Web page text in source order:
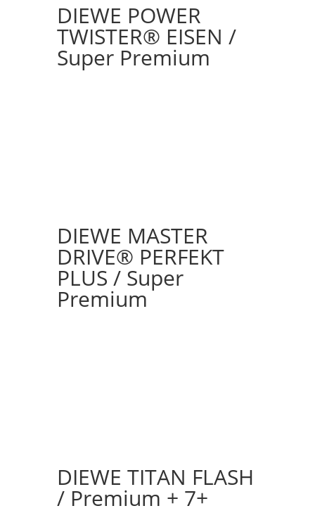
DIEWE POWER
TWISTER® EISEN /
Super Premium
DIEWE MASTER
DRIVE® PERFEKT
PLUS / Super
Premium
DIEWE TITAN FLASH
/ Premium + 7+